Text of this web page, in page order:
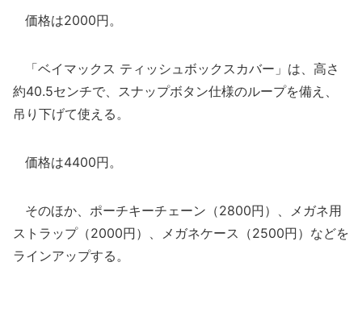
価格は2000円。
「ベイマックス ティッシュボックスカバー」は、高さ
約40.5センチで、スナップボタン仕様のループを備え、
吊り下げて使える。
価格は4400円。
そのほか、ポーチキーチェーン（2800円）、メガネ用
ストラップ（2000円）、メガネケース（2500円）などを
ラインアップする。